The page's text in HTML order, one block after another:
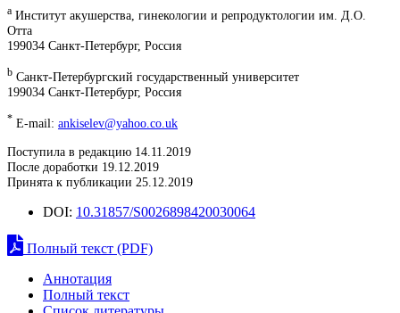
a Институт акушерства, гинекологии и репродуктологии им. Д.О.
Отта
199034 Санкт-Петербург, Россия
b Санкт-Петербургский государственный университет
199034 Санкт-Петербург, Россия
* E-mail: ankiselev@yahoo.co.uk
Поступила в редакцию 14.11.2019
После доработки 19.12.2019
Принята к публикации 25.12.2019
DOI: 10.31857/S0026898420030064
Полный текст (PDF)
Аннотация
Полный текст